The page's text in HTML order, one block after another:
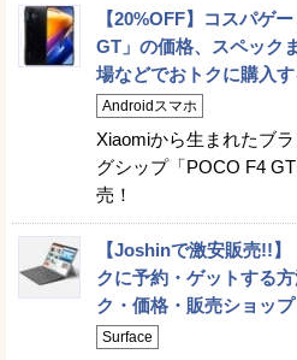
【20%OFF】コスパゲ
GT」の価格、スペック
場などでおトクに購入
Androidスマホ
Xiaomiから生まれたブ
グシップ「POCO F4
売！
【Joshinで激安販売!!
クに予約・ゲットする
ク・価格・販売ショッ
Surface